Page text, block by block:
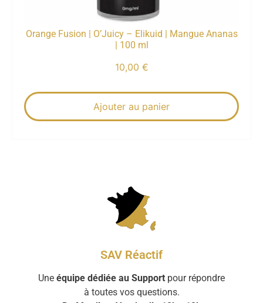
Orange Fusion | O’Juicy – Elikuid | Mangue Ananas
| 100 ml
10,00 €
Ajouter au panier
SAV Réactif
Une équipe dédiée au Support pour répondre
à toutes vos questions.